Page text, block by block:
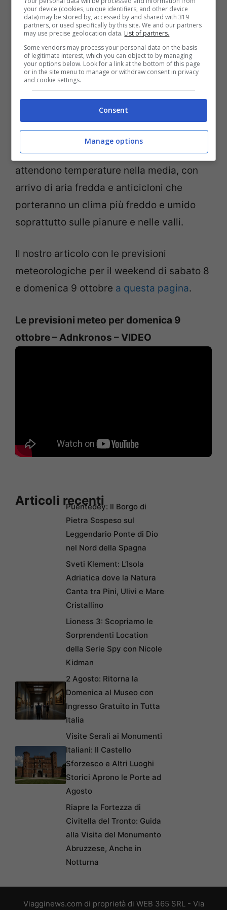
precipitazioni potrebbero essere sotto la
media. In generale le temperature saranno
nella media o poco al di sopra.
Per la restante parte dell’
precipitazioni dovrebbero essere nella
media stagionale o poco al di sopra, con il
passaggio di perturbazioni atlantiche
alternate a periodi di tempo più stabile. Si
attendono temperature nella media, con
arrivo di aria fredda e anticicloni che
porteranno un clima più freddo e umido
soprattutto sulle pianure e nelle valli.
Il nostro articolo con le previsioni
meteorologiche per il weekend di sabato 8
e domenica 9 ottobre a questa pagina.
Le previsioni meteo per domenica 9
ottobre – Adnkronos – VIDEO
Articoli recentiPuentedey: Il Borgo di
Pietra Sospeso sul
Leggendario Ponte di Dio
nel Nord della Spagna
Sveti Klement: L’Isola
Adriatica dove la Natura
Canta tra Pini, Ulivi e Mare
Cristallino
Lioness 3: Scopriamo le
Sorprendenti Location
della Serie Spy con Nicole
Kidman
2 Agosto: Ritorna la
Domenica al Museo con
Ingresso Gratuito in Tutta
Italia
Visite Serali ai Monumenti
Italiani: Il Castello
Sforzesco e Altri Luoghi
Storici Aprono le Porte ad
Agosto
Riapre la Fortezza di
Civitella del Tronto: Guida
alla Visita del Monumento
Abruzzese, Anche in
Notturna
Viagginews.com di proprietà di WEB 365 SRL - Via
your device (cookies, unique identifiers, and other device
data) may be stored by, accessed by and shared with 319
partners, or used specifically by this site. We and our partners
may use precise geolocation data. List of partners.
Some vendors may process your personal data on the basis
of legitimate interest, which you can object to by managing
your options below. Look for a link at the bottom of this page
or in the site menu to manage or withdraw consent in privacy
and cookie settings.
Consent
Manage options